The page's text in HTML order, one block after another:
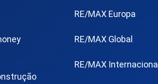
RE/MAX Europa
RE/MAX Global
RE/MAX Internacional